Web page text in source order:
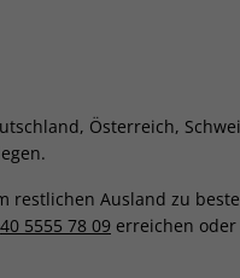
Österreich,
restlichen Ausland zu
5555 78 09 erreichen oder